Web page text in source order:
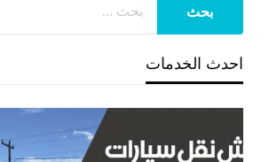
احدث الخدمات